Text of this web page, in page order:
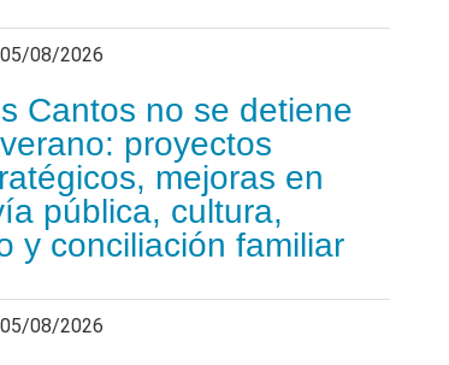
05/08/2026
Cantos no se detiene
proyectos
mejoras en
pública, cultura,
y conciliación familiar
05/08/2026